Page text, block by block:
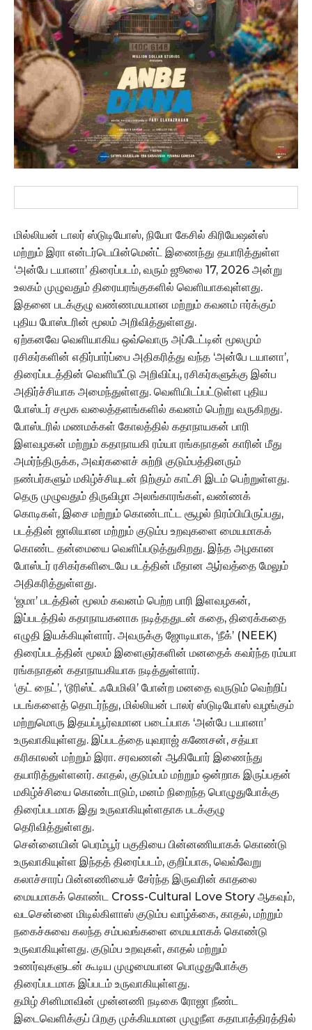
மில்லியன் டாலர் ஸ்டுடியோஸ், நியோ கேசில் கிரியேஷன்ஸ்
மற்றும் இரா என்டர்டெயின்மென்ட் இணைந்து தயாரித்துள்ள
‘அன்பே டயானா’ திரைப்படம், வரும் ஜூலை 17, 2026 அன்று
உலகம் முழுவதும் திரையரங்குகளில் வெளியாகவுள்ளது.
இதனை படக்குழு வண்ணமயமான மற்றும் கவனம் ஈர்க்கும்
புதிய போஸ்டரின் மூலம் அறிவித்துள்ளது.
ஏற்கனவே வெளியாகிய ஒவ்வொரு அப்டேட்டின் மூலமும்
ரசிகர்களின் எதிர்பார்ப்பை அதிகரித்து வந்த ‘அன்பே டயானா’,
திரைப்படத்தின் வெளியீட்டு அறிவிப்பு, ரசிகர்களுக்கு இன்ப
அதிர்ச்சியாக அமைந்துள்ளது. வெளியிடப்பட்டுள்ள புதிய
போஸ்டர் சமூக வலைத்தளங்களில் கவனம் பெற்று வருகிறது.
போஸ்டரில் மணமக்கள் கோலத்தில் கதாநாயகன் பாரி
இளவழகன் மற்றும் கதாநாயகி ரம்யா ரங்கநாதன் காரின் மீது
அமர்ந்திருக்க, அவர்களைச் சுற்றி குடும்பத்தினரும்
நண்பர்களும் மகிழ்ச்சியுடன் நிற்கும் காட்சி இடம் பெற்றுள்ளது.
தெரு முழுவதும் திருவிழா அலங்காரங்கள், வண்ணக்
கொடிகள், இசை மற்றும் கொண்டாட்ட சூழல் நிரம்பியிருப்பது,
படத்தின் ஜாலியான மற்றும் குடும்ப உறவுகளை மையமாகக்
கொண்ட தன்மையை வெளிப்படுத்துகிறது. இந்த அழகான
போஸ்டர் ரசிகர்களிடையே படத்தின் மீதான ஆர்வத்தை மேலும்
அதிகரித்துள்ளது.
‘ஜமா’ படத்தின் மூலம் கவனம் பெற்ற பாரி இளவழகன்,
இப்படத்தில் கதாநாயகனாக நடித்ததுடன் கதை, திரைக்கதை
எழுதி இயக்கியுள்ளார். அவருக்கு ஜோடியாக, ‘நீக்’ (NEEK)
திரைப்படத்தின் மூலம் இளைஞர்களின் மனதைக் கவர்ந்த ரம்யா
ரங்கநாதன் கதாநாயகியாக நடித்துள்ளார்.
‘குட் நைட்’, ‘டூரிஸ்ட் ஃபேமிலி’ போன்ற மனதை வருடும் வெற்றிப்
படங்களைத் தொடர்ந்து, மில்லியன் டாலர் ஸ்டுடியோஸ் வழங்கும்
மற்றுமொரு இதயப்பூர்வமான படைப்பாக ‘அன்பே டயானா’
உருவாகியுள்ளது. இப்படத்தை யுவராஜ் கணேசன், சத்யா
கரிகாலன் மற்றும் இரா. சரவணன் ஆகியோர் இணைந்து
தயாரித்துள்ளனர். காதல், குடும்பம் மற்றும் ஒன்றாக இருப்பதன்
மகிழ்ச்சியை கொண்டாடும், மனம் நிறைந்த பொழுதுபோக்கு
திரைப்படமாக இது உருவாகியுள்ளதாக படக்குழு
தெரிவித்துள்ளது.
சென்னையின் பெரம்பூர் பகுதியை பின்னணியாகக் கொண்டு
உருவாகியுள்ள இந்தத் திரைப்படம், குறிப்பாக, வெவ்வேறு
கலாச்சாரப் பின்னணியைச் சேர்ந்த இருவரின் காதலை
மையமாகக் கொண்ட Cross-Cultural Love Story ஆகவும்,
வடசென்னை மிடில்கிளாஸ் குடும்ப வாழ்க்கை, காதல், மற்றும்
நகைச்சுவை கலந்த சம்பவங்களை மையமாகக் கொண்டு
உருவாகியுள்ளது. குடும்ப உறவுகள், காதல் மற்றும்
உணர்வுகளுடன் கூடிய முழுமையான பொழுதுபோக்கு
திரைப்படமாக இப்படம் உருவாகியுள்ளது.
தமிழ் சினிமாவின் முன்னணி நடிகை ரோஜா நீண்ட
இடைவெளிக்குப் பிறகு முக்கியமான முழுநீள கதாபாத்திரத்தில்